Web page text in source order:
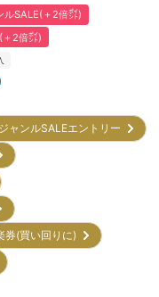
ルSALE(＋2倍㌽)
＋2倍㌽)
ジャンルSALEエントリー
券(買い回りに)